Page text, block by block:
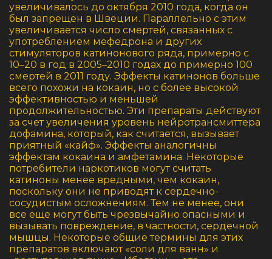
увеличивалось до октября 2010 года, когда он
был запрещен в Швеции. Параллельно с этим
увеличивается число смертей, связанных с
употреблением мефедрона и других
стимуляторов катинонового ряда, примерно с
10–20 в год в 2005–2010 годах до примерно 100
смертей в 2011 году. Эффекты катинонов больше
всего похожи на кокаин, но с более высокой
эффективностью и меньшей
продолжительностью. Эти препараты действуют
за счет увеличения уровень нейротрансмиттера
дофамина, который, как считается, вызывает
приятный «кайф». Эффекты аналогичны
эффектам кокаина и амфетамина. Некоторые
потребители наркотиков могут считать
катиноны менее вредными, чем кокаин,
поскольку они не приводят к сердечно-
сосудистым осложнениям. Тем не менее, они
все еще могут быть чрезвычайно опасными и
вызывать повреждение, в частности, сердечной
мышцы. Некоторые общие термины для этих
препаратов включают «соли для ванн» и